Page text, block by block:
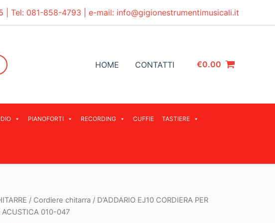
| Tel: 081-858-4793 | e-mail: info@gigionestrumentimusicali.it
HOME CONTATTI €0.00
PIANOFORTI RECORDING CUFFIE TASTIERE
/ Cordiere chitarra / D’ADDARIO EJ10 CORDIERA PER
ACUSTICA 010-047